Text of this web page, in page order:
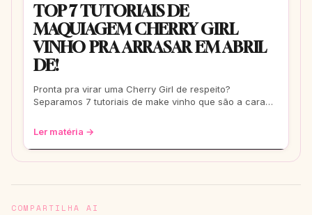
TOP 7 TUTORIAIS DE
MAQUIAGEM CHERRY GIRL
VINHO PRA ARRASAR EM ABRIL
DE!
Pronta pra virar uma Cherry Girl de respeito?
Separamos 7 tutoriais de make vinho que são a cara
Ler matéria →
COMPARTILHA AI